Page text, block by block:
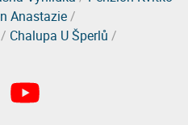
Anastazie/
/ Chalupa U Šperlů /